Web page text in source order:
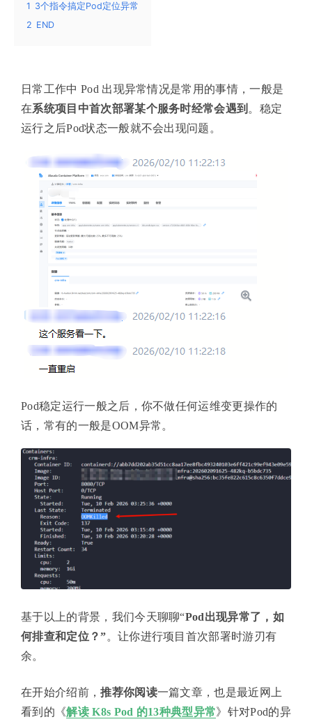
1 3个指令搞定Pod定位异常
2 END
日常工作中 Pod 出现异常情况是常用的事情，一般是
在系统项目中首次部署某个服务时经常会遇到 。稳定
运行之后Pod状态一般就不会出现问题。
Pod稳定运行一般之后，你不做任何运维变更操作的
话，常有的一般是OOM异常。
基于以上的背景，我们今天聊聊“Pod出现异常了，如
何排查和定位？”。让你进行项目首次部署时游刃有
余。
在开始介绍前，推荐你阅读一篇文章，也是最近网上
看到的《解读 K8s Pod 的13种典型异常》针对Pod的异